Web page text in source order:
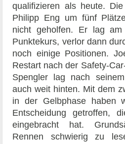
qualifizieren als heute.
Philipp Eng um fünf
nicht geholfen. Er lag
Punktekurs, verlor dann
noch einige Positionen.
Restart nach der Safety-
Spengler lag nach
auch weit hinten. Mit dem
in der Gelbphase haben
Entscheidung getroffen,
eingebracht hat.
Rennen schwierig zu